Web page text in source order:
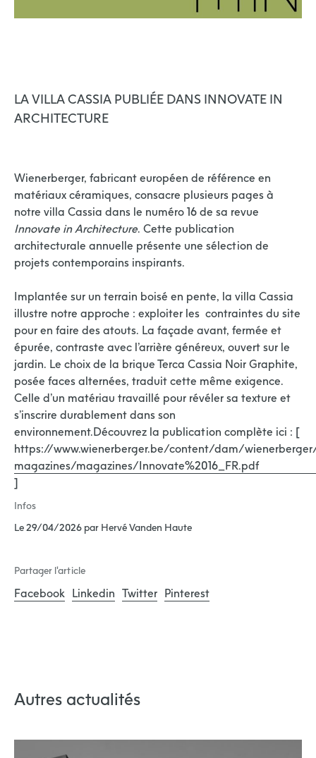
LA VILLA CASSIA PUBLIÉE DANS INNOVATE IN
ARCHITECTURE
Wienerberger, fabricant européen de référence en
matériaux céramiques, consacre plusieurs pages à
notre villa Cassia dans le numéro 16 de sa revue
Innovate in Architecture. Cette publication
architecturale annuelle présente une sélection de
projets contemporains inspirants.
Implantée sur un terrain boisé en pente, la villa Cassia
illustre notre approche : exploiter les contraintes du site
pour en faire des atouts. La façade avant, fermée et
épurée, contraste avec l’arrière généreux, ouvert sur le
jardin. Le choix de la brique Terca Cassia Noir Graphite,
posée faces alternées, traduit cette même exigence.
Celle d’un matériau travaillé pour révéler sa texture et
s’inscrire durablement dans son
environnement.Découvrez la publication complète ici : [
https://www.wienerberger.be/content/dam/
magazines/magazines/Innovate%2016_FR.pdf
]
Infos
Le 29/04/2026 par Hervé Vanden Haute
Partager l'article
Facebook Linkedin Twitter Pinterest
Autres actualités